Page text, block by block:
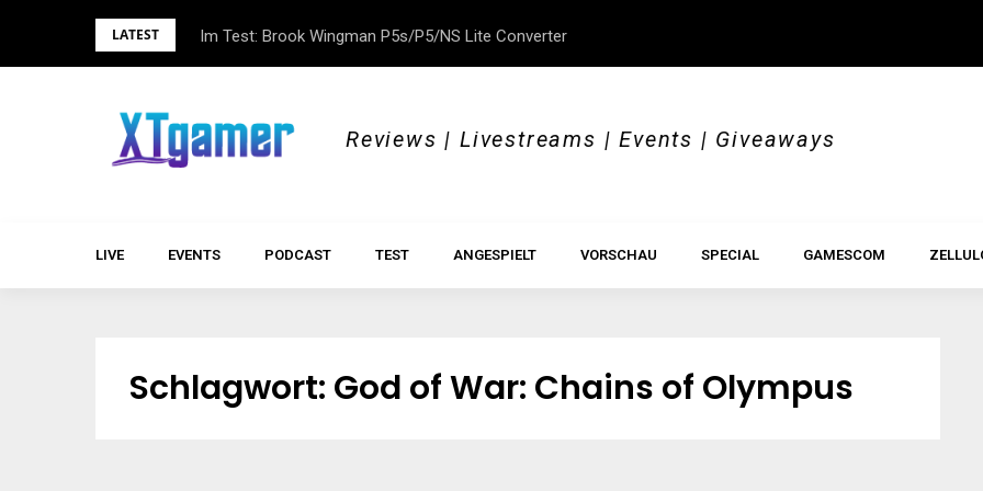
LATEST Im Test: Brook Wingman P5s/P5/NS Lite Converter
DOK.fest München 2026 – Empowered, HerStory, Beyond Borders
Reviews | Livestreams | Events | Giveaways
LIVE EVENTS PODCAST TEST ANGESPIELT VORSCHAU SPECIAL GAMESCOM
Schlagwort: God of War: Chains of Olympus